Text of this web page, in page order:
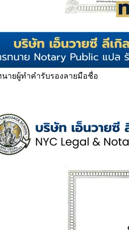
นายผู้ทำคำรับรองลายมือชื่อ